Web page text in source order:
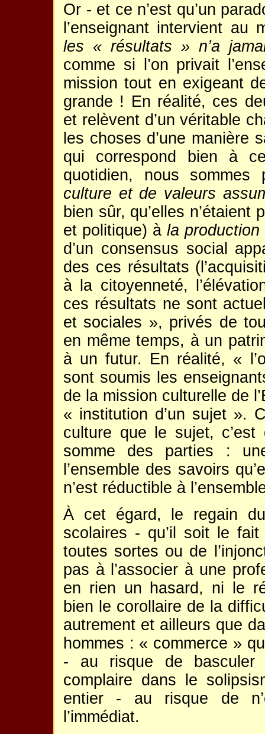
Or - et ce n’est qu’un
l’enseignant intervient au
les « résultats » n’a
comme si l’on privait
mission tout en exigeant
grande ! En réalité, ces
et relèvent d’un véritable
les choses d’une manière
qui correspond bien à
quotidien, nous
culture et de valeurs
bien sûr, qu’elles
et politique) àla
d’un consensus social
des ces résultats
à la citoyenneté,
ces résultats ne sont
et sociales », privés de
en même temps, à un
à un futur. En réalité, «
sont soumis les
de la mission culturelle de
« institution d’un sujet ».
culture que le sujet,
somme des parties :
l’ensemble des savoirs
n’est réductible à
À cet égard, le regain
scolaires - qu’il soit le
toutes sortes ou de
pas à l’associer à une
en rien un hasard, ni le
bien le corollaire de la
autrement et ailleurs que
hommes : « commerce »
- au risque de
complaire dans le
entier - au risque de
l’immédiat.